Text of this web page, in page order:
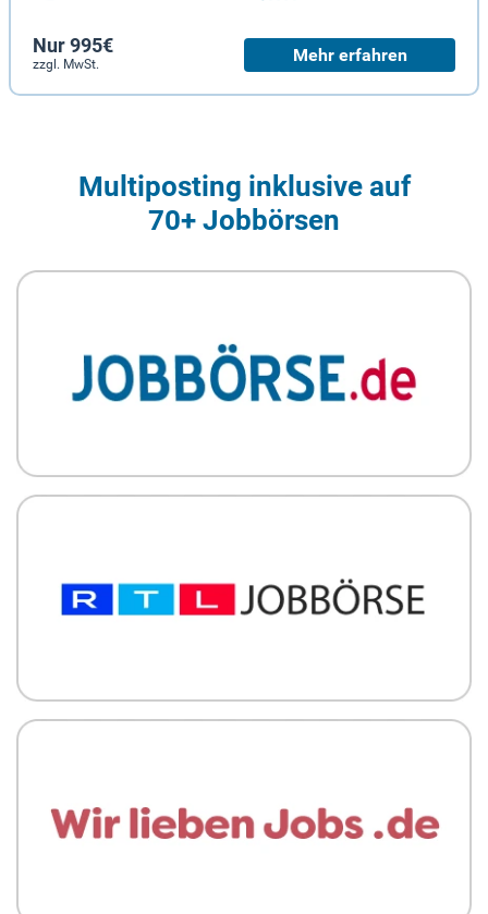
Nur 995€
zzgl. MwSt. Mehr erfahren
Multiposting inklusive auf
70+ Jobbörsen